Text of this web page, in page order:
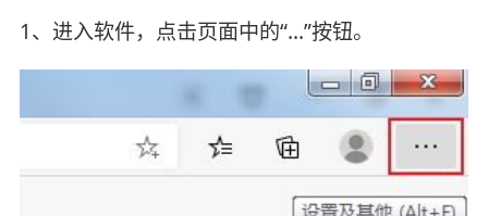
1、进入软件，点击页面中的“...”按钮。